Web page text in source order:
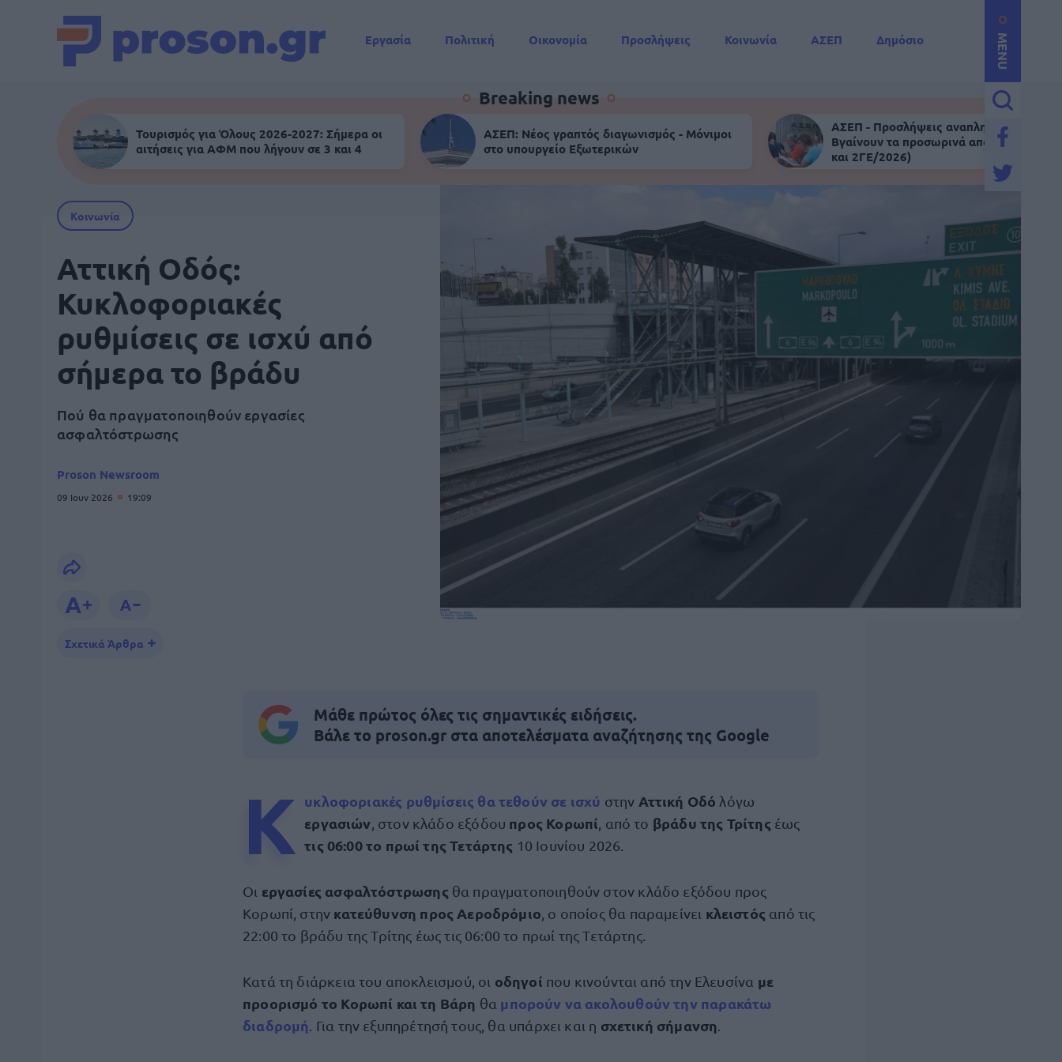
MENU
Εργασία Πολιτική Οικονομία Προσλήψεις Κοινωνία ΑΣΕΠ
Δημόσιο
Breaking news
Τουρισμός για Όλους 2026-2027: Σήμερα οι
αιτήσεις για ΑΦΜ που λήγουν σε 3 και 4
ΑΣΕΠ: Νέος γραπτός διαγωνισμός - Μόνιμοι
στο υπουργείο Εξωτερικών
ΑΣΕΠ - Προσλήψεις αναπληρωτών:
Βγαίνουν τα προσωρινά αποτελέσματα
και 2ΓΕ/2026)
Κοινωνία
Αττική Οδός:
Κυκλοφοριακές
ρυθμίσεις σε ισχύ από
σήμερα το βράδυ
Πού θα πραγματοποιηθούν εργασίες
ασφαλτόστρωσης
Proson Newsroom
09 Ιουν 2026 19:09
Σχετικά Άρθρα
Μάθε πρώτος όλες τις σημαντικές ειδήσεις.
Βάλε το proson.gr στα αποτελέσματα αναζήτησης της Google
Κ υκλοφοριακές ρυθμίσεις θα τεθούν σε ισχύ στην Αττική Οδό λόγω
εργασιών , στον κλάδο εξόδου προς Κορωπί , από το βράδυ της Τρίτης έως
τις 06:00 το πρωί της Τετάρτης 10 Ιουνίου 2026.
Οι εργασίες ασφαλτόστρωσης θα πραγματοποιηθούν στον κλάδο εξόδου προς
Κορωπί, στην κατεύθυνση προς Αεροδρόμιο , ο οποίος θα παραμείνει κλειστός από τις
22:00 το βράδυ της Τρίτης έως τις 06:00 το πρωί της Τετάρτης.
Κατά τη διάρκεια του αποκλεισμού, οι οδηγοί που κινούνται από την Ελευσίνα με
προορισμό το Κορωπί και τη Βάρη θα μπορούν να ακολουθούν την παρακάτω
διαδρομή . Για την εξυπηρέτησή τους, θα υπάρχει και η σχετική σήμανση